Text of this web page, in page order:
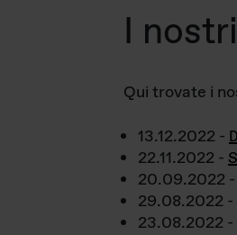
I nostri
Qui trovate i
13.12.2022 -
22.11.2022 -
20.09.2022 -
29.08.2022 -
23.08.2022 -